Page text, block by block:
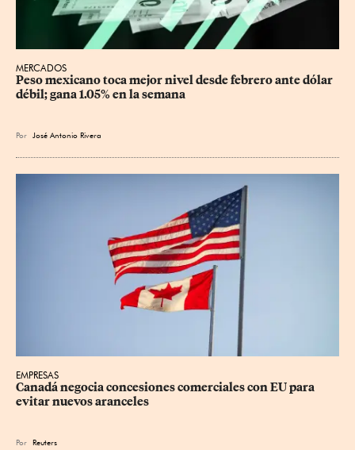
MERCADOS
Peso mexicano toca mejor nivel desde febrero ante dólar
débil; gana 1.05% en la semana
Por José Antonio Rivera
EMPRESAS
Canadá negocia concesiones comerciales con EU para
evitar nuevos aranceles
Por Reuters